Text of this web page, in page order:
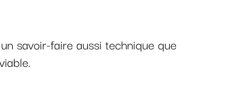
savoir-faire aussi technique que